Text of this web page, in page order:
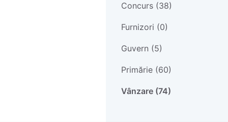
Concurs (38)
Furnizori (0)
Guvern (5)
Primărie (60)
Vânzare (74)